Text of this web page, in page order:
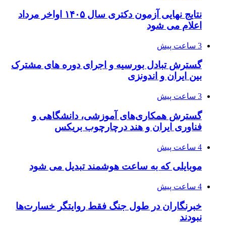
نتایج نهایی آزمون دکتری سال ۱۴۰۵ اواخر مرداد
اعلام می شود
3 ساعت پیش
گسترش تبادل بورسیه و اجرای دوره های مشترک
بین ایران و اندونزی
3 ساعت پیش
گسترش همکاری‌های آموزشی، دانشگاهی و
فناوری ایران و هند درچارچوب بریکس
4 ساعت پیش
موبایلی که به ساعت هوشمند تبدیل می شود
4 ساعت پیش
خبرنگاران در طول جنگ فقط روایتگر خسارت‌ها
نبودند